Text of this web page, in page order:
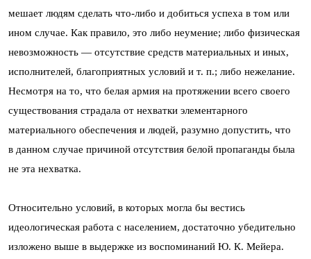
мешает людям сделать что-либо и добиться успеха в том или
ином случае. Как правило, это либо неумение; либо физическая
невозможность — отсутствие средств материальных и иных,
исполнителей, благоприятных условий и т. п.; либо нежелание.
Несмотря на то, что белая армия на протяжении всего своего
существования страдала от нехватки элементарного
материального обеспечения и людей, разумно допустить, что
в данном случае причиной отсутствия белой пропаганды была
не эта нехватка.
Относительно условий, в которых могла бы вестись
идеологическая работа с населением, достаточно убедительно
изложено выше в выдержке из воспоминаний Ю. К. Мейера.